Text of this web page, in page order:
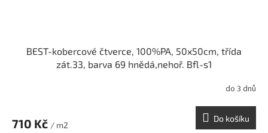
BEST-kobercové čtverce, 100%PA, 50x50cm, třída
zát.33, barva 69 hnědá,nehoř. Bfl-s1
do 3 dnů
710 Kč / m2
Do košíku